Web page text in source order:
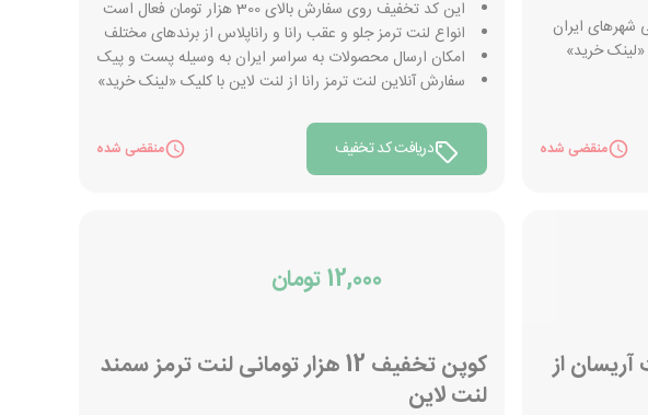
شهرهای ایران
خرید»
منقضی شده
این کد تخفیف روی سفارش بالای 300 هزار تومان فعال است
انواع لنت ترمز جلو و عقب رانا و راناپلاس از برندهای مختلف
امکان ارسال محصولات به سراسر ایران به وسیله پست و پیک
سفارش آنلاین لنت ترمز رانا از لنت لاین با کلیک «لینک خرید»
دریافت کد تخفیف منقضی شده
آریسان از
12,000 تومان
کوپن تخفیف 12 هزار تومانی لنت ترمز سمند
لنت لاین